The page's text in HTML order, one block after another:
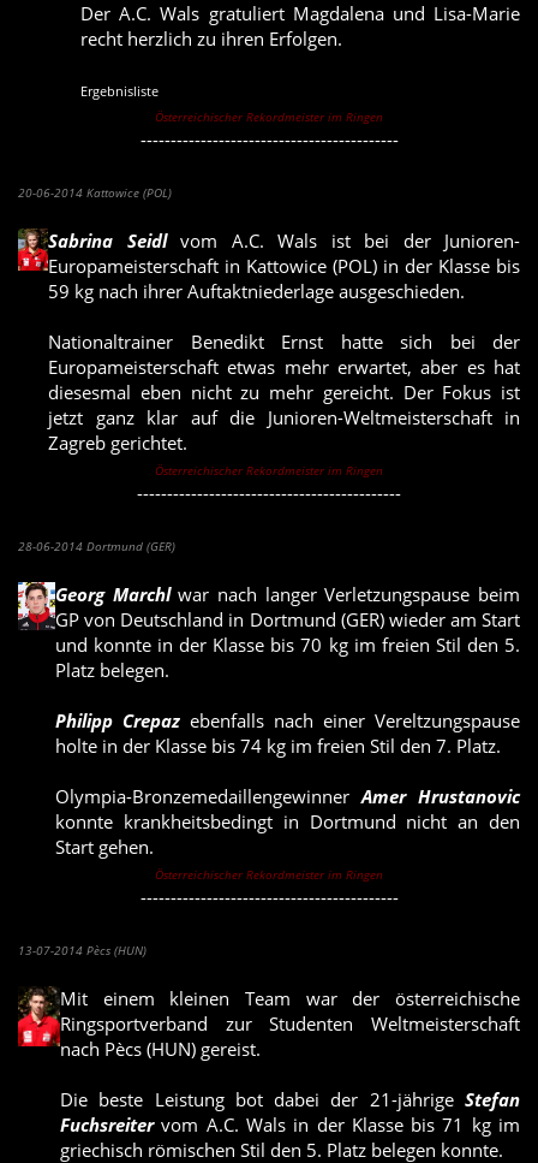
Der A.C. Wals gratuliert Magdalena und Lisa-Marie
recht herzlich zu ihren Erfolgen.
Ergebnisliste
Österreichischer Rekordmeister im Ringen
-------------------------------------------
20-06-2014 Kattowice (POL)
Sabrina Seidlvom A.C. Wals ist bei der Junioren-
Europameisterschaft in Kattowice (POL) in der Klasse bis
59 kg nach ihrer Auftaktniederlage ausgeschieden.
Nationaltrainer Benedikt Ernst hatte sich bei der
Europameisterschaft etwas mehr erwartet, aber es hat
diesesmal eben nicht zu mehr gereicht. Der Fokus ist
jetzt ganz klar auf die Junioren-Weltmeisterschaft in
Zagreb gerichtet.
Österreichischer Rekordmeister im Ringen
--------------------------------------------
28-06-2014 Dortmund (GER)
Georg Marchlwar nach langer Verletzungspause beim
GP von Deutschland in Dortmund (GER) wieder am Start
und konnte in der Klasse bis 70 kg im freien Stil den 5.
Platz belegen.
Philipp Crepaz ebenfalls nach einer Vereltzungspause
holte in der Klasse bis 74 kg im freien Stil den 7. Platz.
Olympia-BronzemedaillengewinnerAmer Hrustanovic
konnte krankheitsbedingt in Dortmund nicht an den
Start gehen.
Österreichischer Rekordmeister im Ringen
-------------------------------------------
13-07-2014 Pècs (HUN)
Mit einem kleinen Team war der österreichische
Ringsportverband zur Studenten Weltmeisterschaft
nach Pècs (HUN) gereist.
Die beste Leistung bot dabei der 21-jährige Stefan
Fuchsreiter vom A.C. Wals in der Klasse bis 71 kg im
griechisch römischen Stil den 5. Platz belegen konnte.